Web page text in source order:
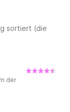
sortiert (die
der